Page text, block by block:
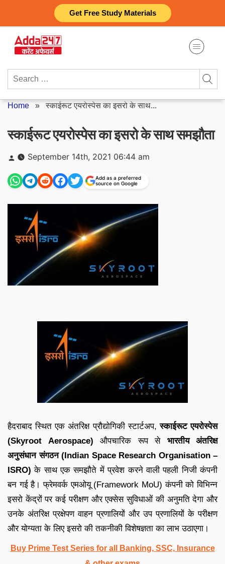
Get Free Study Materials
content
Search
Home »स्काईरूट एयरोस्पेस का इसरो के साथ...
स्काईरूट एयरोस्पेस का इसरो के साथ समझौता
Posted
by
September 14th, 2021 06:44 am
Add as a preferred
source on Google
हैदराबाद स्थित एक अंतरिक्ष प्रौद्योगिकी स्टार्टअप,स्काईरूट एयरोस्पेस
(Skyroot Aerospace) औपचारिक रूप से भारतीय अंतरिक्ष
अनुसंधान संगठन (Indian Space Research Organisation –
ISRO) के साथ एक समझौते में प्रवेश करने वाली पहली निजी कंपनी
बन गई है। फ्रेमवर्क एमओयू (Framework MoU) कंपनी को विभिन्न
इसरो केंद्रों पर कई परीक्षण और एक्सेस सुविधाओं की अनुमति देगा और
उनके अंतरिक्ष प्रक्षेपण वाहन प्रणालियों और उप प्रणालियों के परीक्षण
और योग्यता के लिए इसरो की तकनीकी विशेषज्ञता का लाभ उठाएगा।
Buy Prime Test Series for all Banking, SSC, Insurance